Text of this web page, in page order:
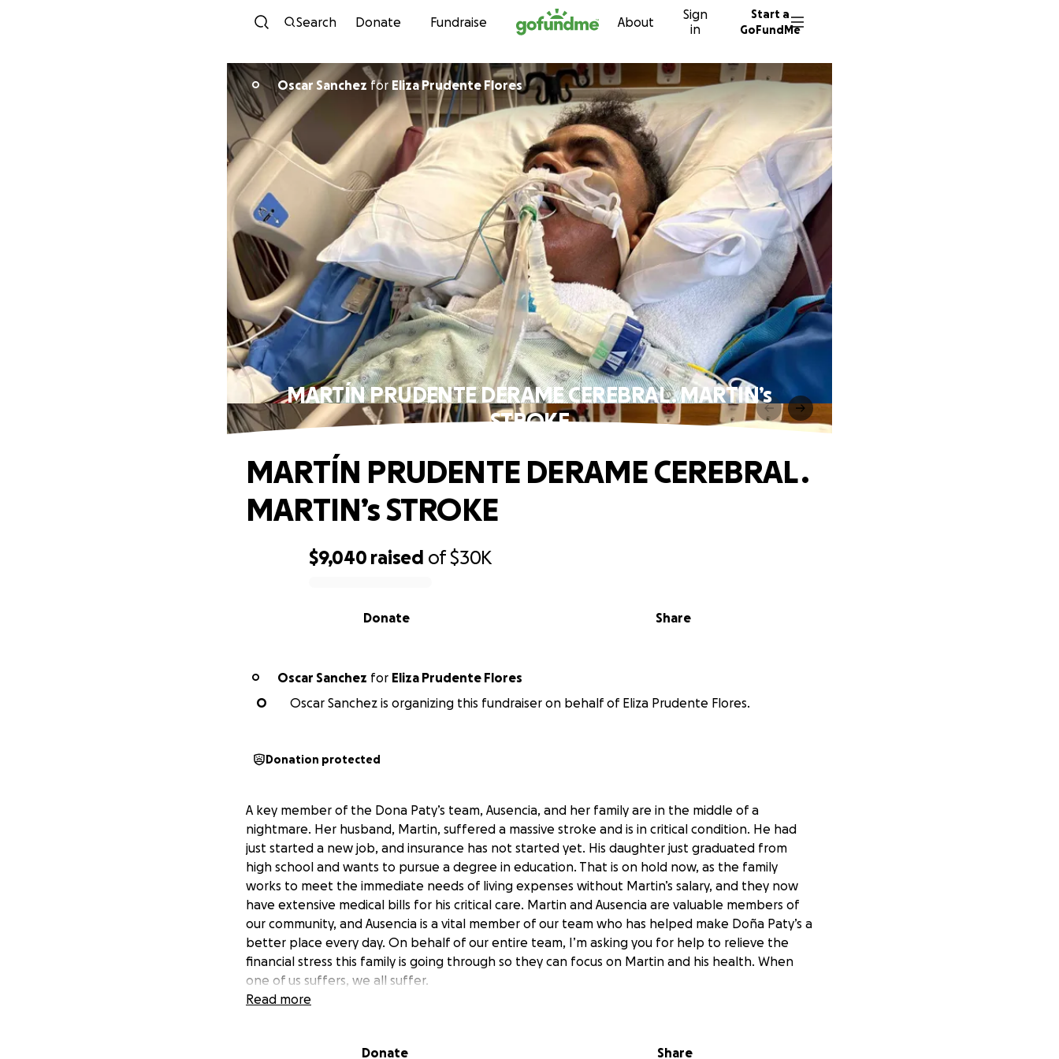
Skip to content
Search Donate Fundraise About
Sign
in
Start a
GoFundMe
O Oscar Sanchez for Eliza Prudente Flores
MARTÍN PRUDENTE DERAME CEREBRAL . MARTIN’s
STROKE
$9,040 raised of$30K
Share
Donate
MARTÍN PRUDENTE DERAME CEREBRAL .
MARTIN’s STROKE
O Oscar Sanchez for Eliza Prudente Flores
O
Oscar Sanchez is organizing this fundraiser on behalf of Eliza Prudente Flores.
Donation protected
A key member of the Dona Paty’s team, Ausencia, and her family are in the middle of a
nightmare. Her husband, Martin, suffered a massive stroke and is in critical condition. He had
just started a new job, and insurance has not started yet. His daughter just graduated from
high school and wants to pursue a degree in education. That is on hold now, as the family
works to meet the immediate needs of living expenses without Martin’s salary, and they now
have extensive medical bills for his critical care. Martin and Ausencia are valuable members of
our community, and Ausencia is a vital member of our team who has helped make Doña Paty’s a
better place every day. On behalf of our entire team, I’m asking you for help to relieve the
financial stress this family is going through so they can focus on Martin and his health. When
one of us suffers, we all suffer.
Un miembro clave del equipo de Dona Paty, Ausencia, y su familia están en medio de una
Read more
Donate Share